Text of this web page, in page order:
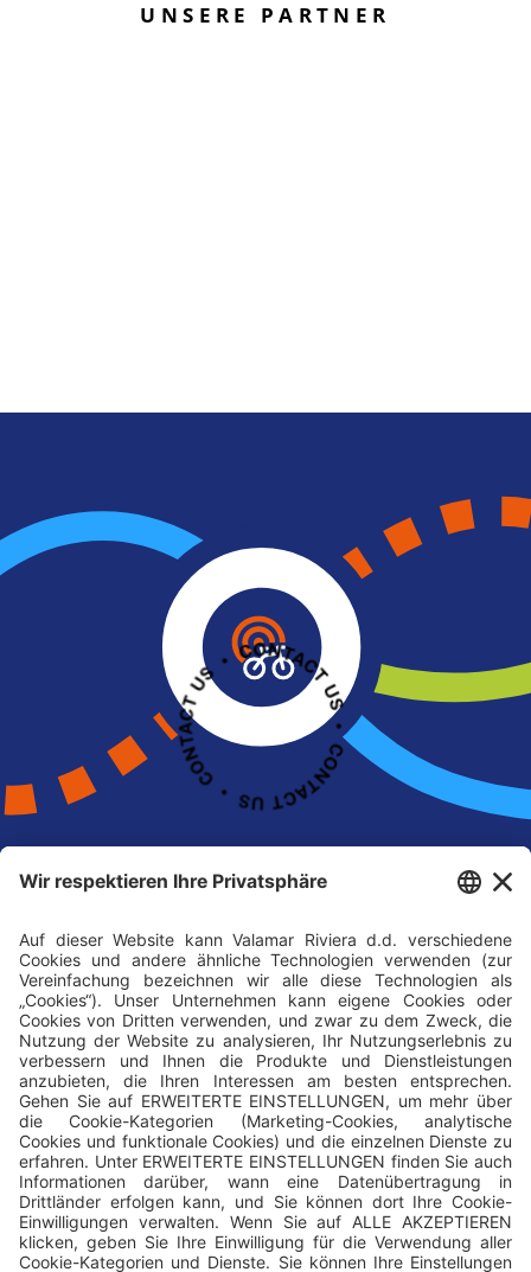
UNSERE PARTNER
Folgen Sie uns auf Social Media